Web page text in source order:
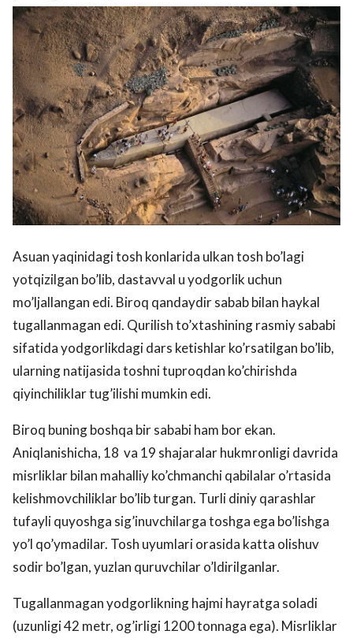
Asuan yaqinidagi tosh konlarida ulkan tosh bo’lagi
yotqizilgan bo’lib, dastavval u yodgorlik uchun
mo’ljallangan edi. Biroq qandaydir sabab bilan haykal
tugallanmagan edi. Qurilish to’xtashining rasmiy sababi
sifatida yodgorlikdagi dars ketishlar ko’rsatilgan bo’lib,
ularning natijasida toshni tuproqdan ko’chirishda
qiyinchiliklar tug’ilishi mumkin edi.
Biroq buning boshqa bir sababi ham bor ekan.
Aniqlanishicha, 18 va 19 shajaralar hukmronligi davrida
misrliklar bilan mahalliy ko’chmanchi qabilalar o’rtasida
kelishmovchiliklar bo’lib turgan. Turli diniy qarashlar
tufayli quyoshga sig’inuvchilarga toshga ega bo’lishga
yo’l qo’ymadilar. Tosh uyumlari orasida katta olishuv
sodir bo’lgan, yuzlan quruvchilar o’ldirilganlar.
Tugallanmagan yodgorlikning hajmi hayratga soladi
(uzunligi 42 metr, og’irligi 1200 tonnaga ega). Misrliklar